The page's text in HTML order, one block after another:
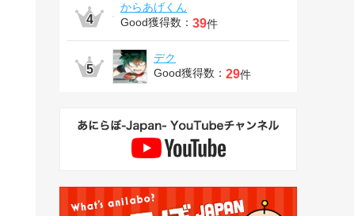
からあげくん
Good獲得数： 39件
デク
Good獲得数： 29件